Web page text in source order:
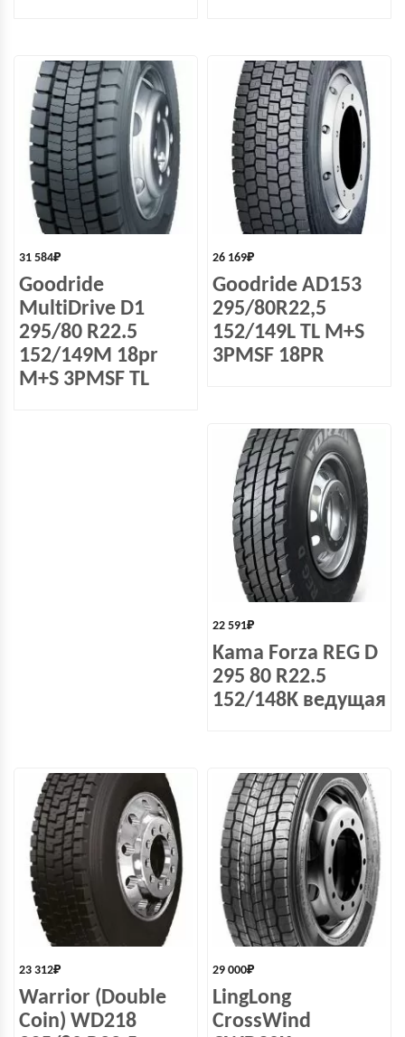
31 584₽
Goodride
MultiDrive D1
295/80 R22.5
152/149M 18pr
M+S 3PMSF TL
26 169₽
Goodride AD153
295/80R22,5
152/149L TL M+S
3PMSF 18PR
22 591₽
Kama Forza REG D
295 80 R22.5
152/148K ведущая
23 312₽
Warrior (Double
Coin) WD218
29 000₽
LingLong
CrossWind